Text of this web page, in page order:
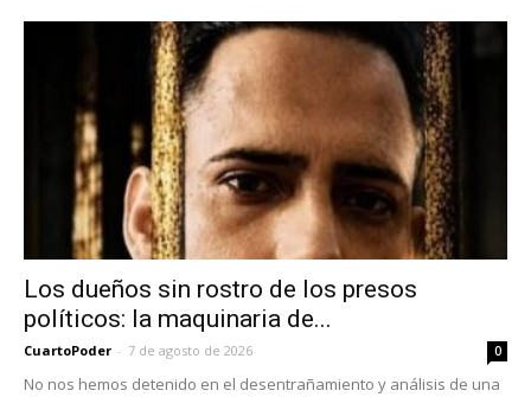
Los dueños sin rostro de los presos
políticos: la maquinaria de...
CuartoPoder - 7 de agosto de 2026 0
No nos hemos detenido en el desentrañamiento y análisis de una